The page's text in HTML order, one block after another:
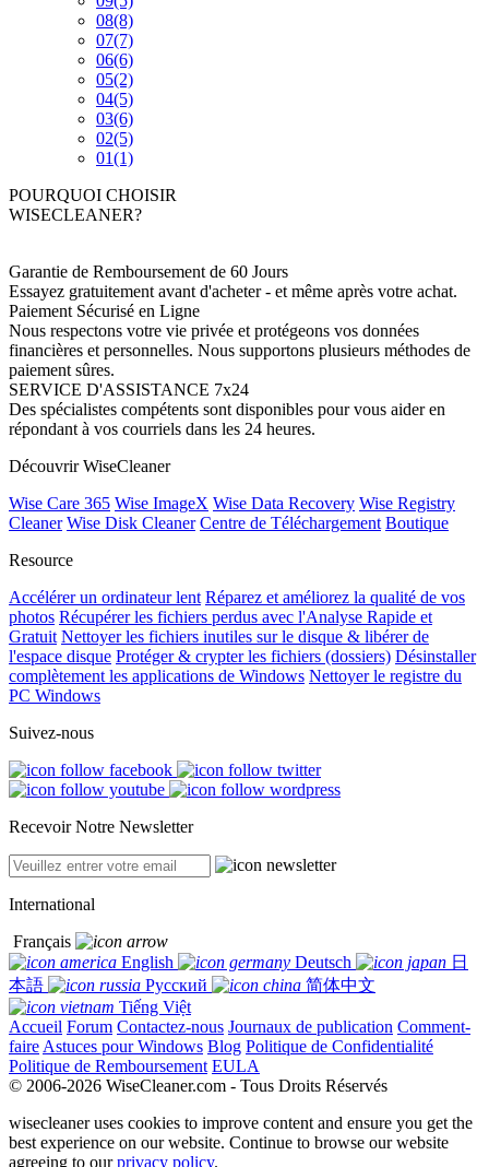
08(8)
07(7)
06(6)
05(2)
04(5)
03(6)
02(5)
01(1)
POURQUOI CHOISIR
WISECLEANER?
Garantie de Remboursement de 60 Jours
Essayez gratuitement avant d'acheter - et même après votre achat.
Paiement Sécurisé en Ligne
Nous respectons votre vie privée et protégeons vos données
financières et personnelles. Nous supportons plusieurs méthodes de
paiement sûres.
SERVICE D'ASSISTANCE 7x24
Des spécialistes compétents sont disponibles pour vous aider en
répondant à vos courriels dans les 24 heures.
Découvrir WiseCleaner
Wise Care 365 Wise ImageX Wise Data Recovery Wise Registry
Cleaner Wise Disk Cleaner Centre de Téléchargement Boutique
Resource
Accélérer un ordinateur lent Réparez et améliorez la qualité de vos
photos Récupérer les fichiers perdus avec l'Analyse Rapide et
Gratuit Nettoyer les fichiers inutiles sur le disque & libérer de
l'espace disque Protéger & crypter les fichiers (dossiers) Désinstaller
complètement les applications de Windows Nettoyer le registre du
PC Windows
Suivez-nous
Recevoir Notre Newsletter
International
Français
English
Deutsch
日
本語
Русский
简体中文
Tiếng Việt
Accueil Forum Contactez-nous Journaux de publication Comment-
faire Astuces pour Windows Blog Politique de Confidentialité
Politique de Remboursement EULA
© 2006-2026 WiseCleaner.com - Tous Droits Réservés
wisecleaner uses cookies to improve content and ensure you get the
best experience on our website. Continue to browse our website
agreeing to ourprivacy policy.